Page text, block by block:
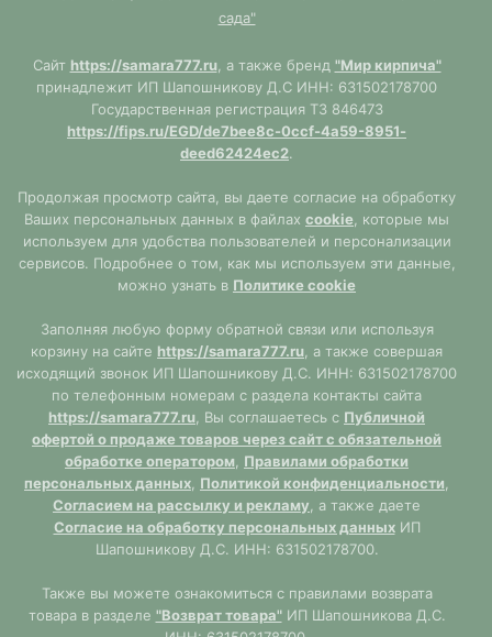
сада"
Сайт https://samara777.ru, а также бренд "Мир кирпича"
принадлежит ИП Шапошникову Д.С ИНН: 631502178700
Государственная регистрация ТЗ 846473
https://fips.ru/EGD/de7bee8c-0ccf-4a59-8951-
deed62424ec2.
Продолжая просмотр сайта, вы даете согласие на обработку
Ваших персональных данных в файлах cookie , которые мы
используем для удобства пользователей и персонализации
сервисов. Подробнее о том, как мы используем эти данные,
можно узнать в Политике cookie
Заполняя любую форму обратной связи или используя
корзину на сайте https://samara777.ru , а также совершая
исходящий звонок ИП Шапошникову Д.С. ИНН: 631502178700
по телефонным номерам с раздела контакты сайта
https://samara777.ru , Вы соглашаетесь с Публичной
офертой о продаже товаров через сайт с обязательной
обработке оператором
Правилами обработки
персональных данных Политикой конфиденциальности
Согласием на рассылку и рекламу , а также даете
Согласие на обработку персональных данныхИП
Шапошникову Д.С. ИНН: 631502178700.
Также вы можете ознакомиться с правилами возврата
товара в разделе "Возврат товара"ИП Шапошникова Д.С.